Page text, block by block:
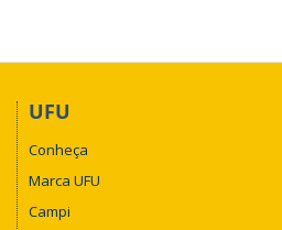
UFU
Conheça
Marca UFU
Campi